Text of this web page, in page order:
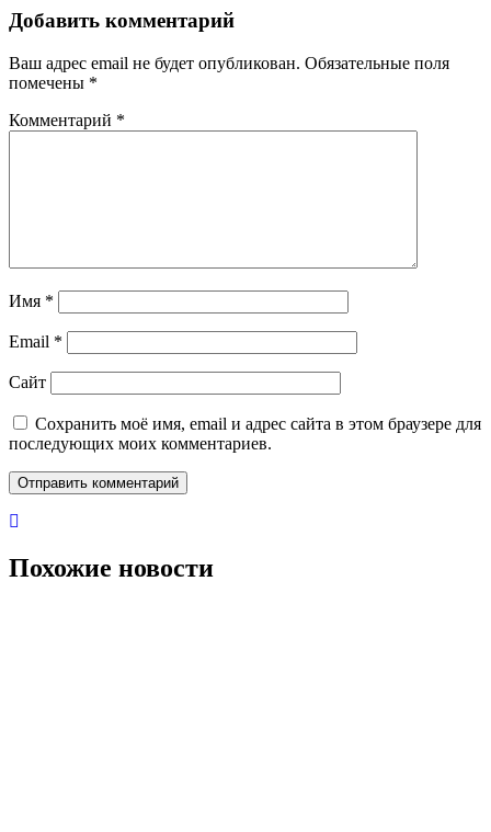
Добавить комментарий
Ваш адрес email не будет опубликован. Обязательные поля
помечены *
Комментарий *
Имя *
Email *
Сайт
Сохранить моё имя, email и адрес сайта в этом браузере для
последующих моих комментариев.
Похожие новости